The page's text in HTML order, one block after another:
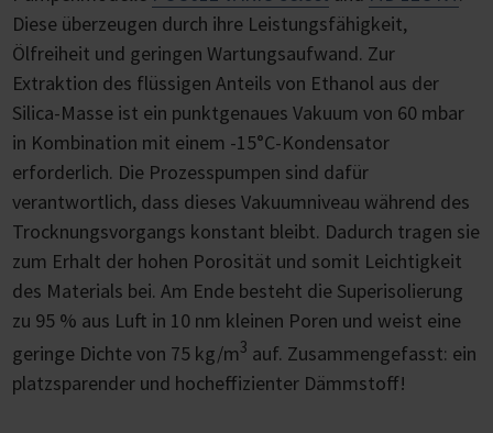
Diese überzeugen durch ihre Leistungsfähigkeit,
Ölfreiheit und geringen Wartungsaufwand. Zur
Extraktion des flüssigen Anteils von Ethanol aus der
Silica-Masse ist ein punktgenaues Vakuum von 60 mbar
in Kombination mit einem -15°C-Kondensator
erforderlich. Die Prozesspumpen sind dafür
verantwortlich, dass dieses Vakuumniveau während des
Trocknungsvorgangs konstant bleibt. Dadurch tragen sie
zum Erhalt der hohen Porosität und somit Leichtigkeit
des Materials bei. Am Ende besteht die Superisolierung
zu 95 % aus Luft in 10 nm kleinen Poren und weist eine
geringe Dichte von 75 kg/m3 auf. Zusammengefasst: ein
platzsparender und hocheffizienter Dämmstoff!